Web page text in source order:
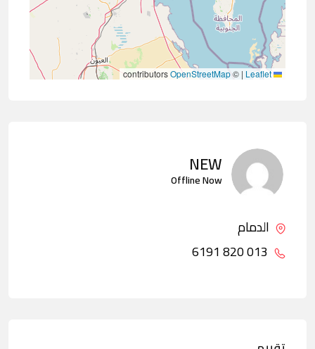
|
©
OpenStreetMap
NEW
Offline Now
الدمام